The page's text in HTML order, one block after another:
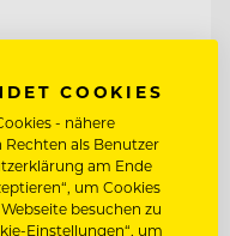
COOKIES
- nähere
als Benutzer
am Ende
um Cookies
besuchen zu
Einstellungen“, um